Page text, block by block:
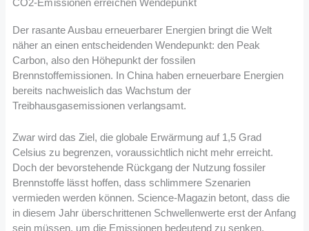
CO2-Emissionen erreichen Wendepunkt
Der rasante Ausbau erneuerbarer Energien bringt die Welt
näher an einen entscheidenden Wendepunkt: den Peak
Carbon, also den Höhepunkt der fossilen
Brennstoffemissionen. In China haben erneuerbare Energien
bereits nachweislich das Wachstum der
Treibhausgasemissionen verlangsamt.
Zwar wird das Ziel, die globale Erwärmung auf 1,5 Grad
Celsius zu begrenzen, voraussichtlich nicht mehr erreicht.
Doch der bevorstehende Rückgang der Nutzung fossiler
Brennstoffe lässt hoffen, dass schlimmere Szenarien
vermieden werden können. Science-Magazin betont, dass die
in diesem Jahr überschrittenen Schwellenwerte erst der Anfang
sein müssen, um die Emissionen bedeutend zu senken.